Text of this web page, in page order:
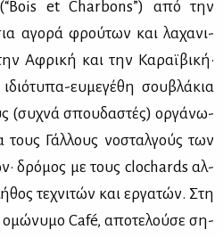
et Charbons”) από την
αγο­ρά φρού­των και λα­χα­νι­
Αφρι­κή και την Κα­ραϊ­βι­κή·
ευ­με­γέ­θη σου­βλά­κια
(συ­χνά σπου­δα­στές) ορ­γά­νω­
τους Γάλ­λους νο­σταλ­γούς των
δρό­μος με τους clochards αλ­
τε­χνι­τών και ερ­γα­τών. Στη
ομώ­νυ­μο Café, απο­τε­λού­σε ση­